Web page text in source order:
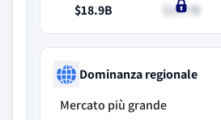
$18.9B
$19.7B
Dominanza regionale
Mercato più grande